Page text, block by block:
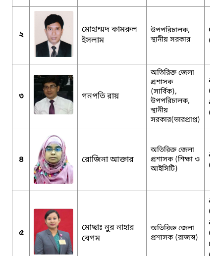
২
মোহাম্মদ কামরুল
ইসলাম
উপপরিচালক,
স্থানীয় সরকার
৩ গনপতি রায়
অতিরিক্ত জেলা
প্রশাসক
(সার্বিক),
উপপরিচালক,
স্থানীয়
সরকার(ভারপ্রাপ্ত)
৪ রোজিনা আক্তার
অতিরিক্ত জেলা
প্রশাসক (শিক্ষা ও
আইসিটি)
৫
মোছাঃ নুর নাহার
বেগম
অতিরিক্ত জেলা
প্রশাসক (রাজস্ব)